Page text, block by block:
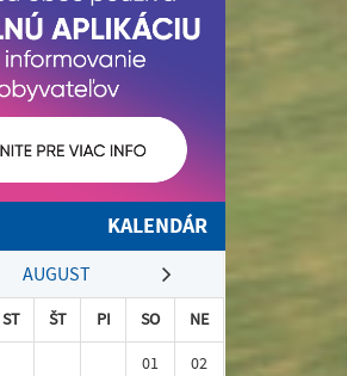
KALENDÁR
AUGUST
ST ŠT PI SO
NE
01
02